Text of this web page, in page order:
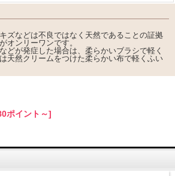
ズなどは不良ではなく天然であることの証拠
オンリーワンです。
どが発症した場合は、柔らかいブラシで軽く
天然クリームをつけた柔らかい布で軽くふい
ポイント～]